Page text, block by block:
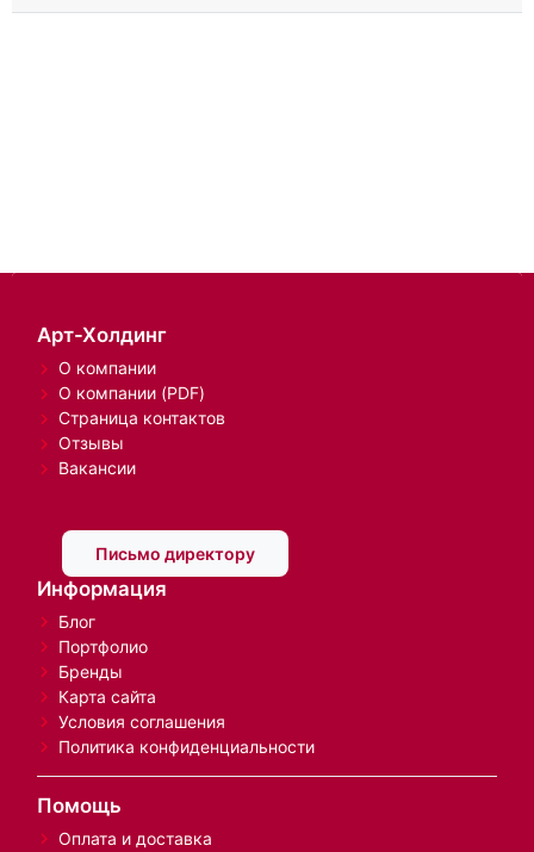
Арт-Холдинг
О компании
О компании (PDF)
Страница контактов
Отзывы
Вакансии
Письмо директору
Информация
Блог
Портфолио
Бренды
Карта сайта
Условия соглашения
Политика конфиденциальности
Помощь
Оплата и доставка